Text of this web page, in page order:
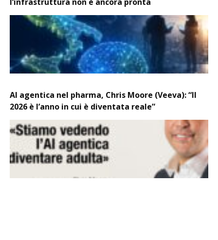
AI agentica nel pharma, Chris Moore (Veeva): “Il
2026 è l’anno in cui è diventata reale”